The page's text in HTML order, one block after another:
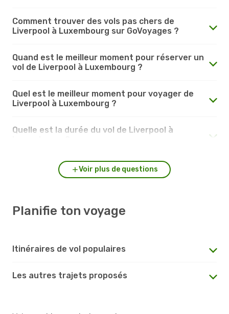
Comment trouver des vols pas chers de
Liverpool à Luxembourg sur GoVoyages ?
Quand est le meilleur moment pour réserver un
vol de Liverpool à Luxembourg ?
Quel est le meilleur moment pour voyager de
Liverpool à Luxembourg ?
Quelle est la durée du vol de Liverpool à
Voir plus de questions
Planifie ton voyage
Itinéraires de vol populaires
Les autres trajets proposés